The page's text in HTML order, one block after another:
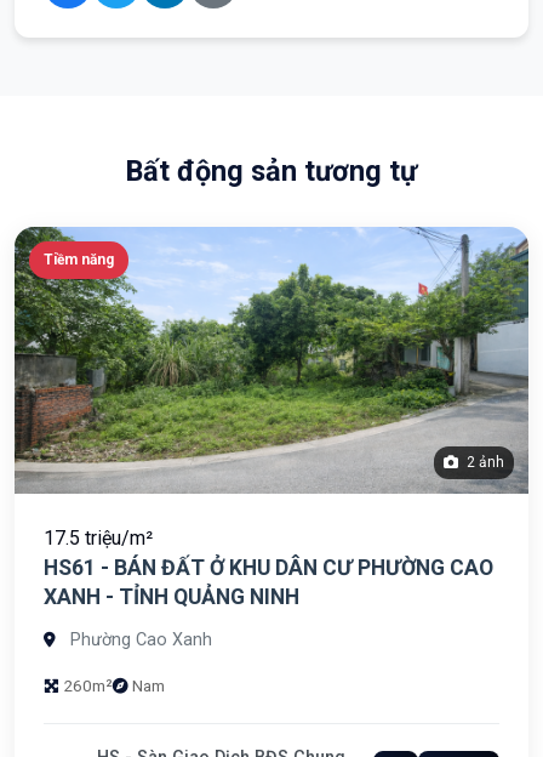
Bất động sản tương tự
Tiềm năng
2 ảnh
17.5 triệu/m²
HS61 - BÁN ĐẤT Ở KHU DÂN CƯ PHƯỜNG CAO
XANH - TỈNH QUẢNG NINH
Phường Cao Xanh
260m² Nam